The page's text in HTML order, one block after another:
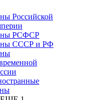
Российской
РСФСР
СССР и РФ